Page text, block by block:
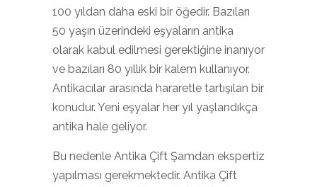
100 yıldan daha eski bir öğedir. Bazıları
50 yaşın üzerindeki eşyaların antika
olarak kabul edilmesi gerektiğine inanıyor
ve bazıları 80 yıllık bir kalem kullanıyor.
Antikacılar arasında hararetle tartışılan bir
konudur. Yeni eşyalar her yıl yaşlandıkça
antika hale geliyor.
Bu nedenle Antika Çift Şamdan ekspertiz
yapılması gerekmektedir. Antika Çift